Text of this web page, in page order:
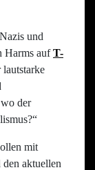
und
Harms aufT-
der
mit
aktuellen